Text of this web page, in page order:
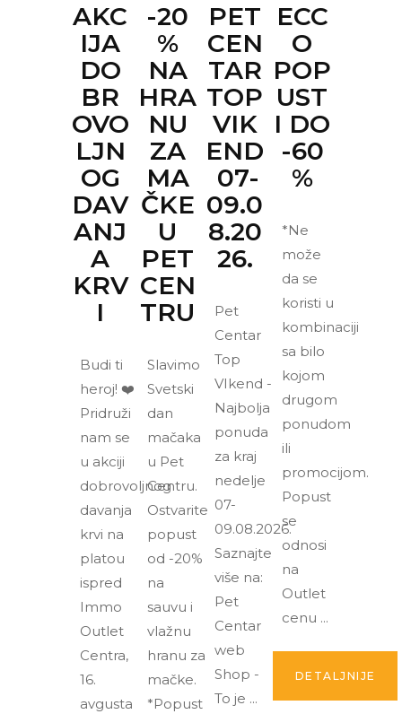
AKC
IJA
DO
BR
OVO
LJN
OG
DAV
ANJ
A
KRV
I
Budi ti
heroj! ❤️
Pridruži
nam se
u akciji
dobrovoljnog
davanja
krvi na
platou
ispred
Immo
Outlet
Centra,
16.
avgusta
-20
%
NA
HRA
NU
ZA
MA
ČKE
U
PET
CEN
TRU
Slavimo
Svetski
dan
mačaka
u Pet
Centru.
Ostvarite
popust
od -20%
na
sauvu i
vlažnu
hranu za
mačke.
*Popust
PET
CEN
TAR
TOP
VIK
END
07-
09.0
8.20
26.
Pet
Centar
Top
VIkend -
Najbolja
ponuda
za kraj
nedelje
07-
09.08.2026.
Saznajte
više na:
Pet
Centar
web
Shop -
To je
ECC
O
POP
UST
I DO
-60
%
*Ne
može
da se
koristi u
kombinaciji
sa bilo
kojom
drugom
ponudom
ili
promocijom.
Popust
se
odnosi
na
Outlet
cenu
DETALJNIJE